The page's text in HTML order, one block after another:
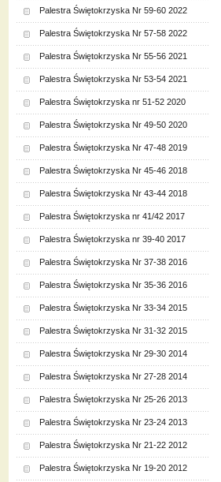
Palestra Świętokrzyska Nr 59-60 2022
Palestra Świętokrzyska Nr 57-58 2022
Palestra Świętokrzyska Nr 55-56 2021
Palestra Świętokrzyska Nr 53-54 2021
Palestra Świętokrzyska nr 51-52 2020
Palestra Świętokrzyska Nr 49-50 2020
Palestra Świętokrzyska Nr 47-48 2019
Palestra Świętokrzyska Nr 45-46 2018
Palestra Świętokrzyska Nr 43-44 2018
Palestra Świętokrzyska nr 41/42 2017
Palestra Świętokrzyska nr 39-40 2017
Palestra Świętokrzyska Nr 37-38 2016
Palestra Świętokrzyska Nr 35-36 2016
Palestra Świętokrzyska Nr 33-34 2015
Palestra Świętokrzyska Nr 31-32 2015
Palestra Świętokrzyska Nr 29-30 2014
Palestra Świętokrzyska Nr 27-28 2014
Palestra Świętokrzyska Nr 25-26 2013
Palestra Świętokrzyska Nr 23-24 2013
Palestra Świętokrzyska Nr 21-22 2012
Palestra Świętokrzyska Nr 19-20 2012